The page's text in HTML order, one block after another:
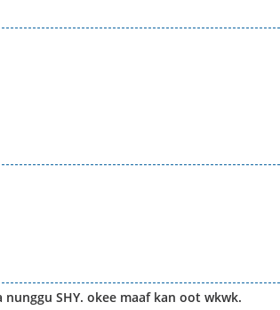
SHY. okee maaf kan oot wkwk.